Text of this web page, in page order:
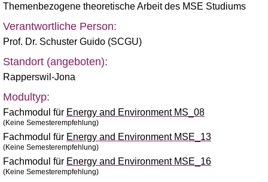
Themenbezogene theoretische Arbeit des MSE Studiums
Verantwortliche Person:
Prof. Dr. Schuster Guido (SCGU)
Standort (angeboten):
Rapperswil-Jona
Modultyp:
Fachmodul für Energy and Environment MS_08
(Keine Semesterempfehlung)
Fachmodul für Energy and Environment MSE_13
(Keine Semesterempfehlung)
Fachmodul für Energy and Environment MSE_16
(Keine Semesterempfehlung)